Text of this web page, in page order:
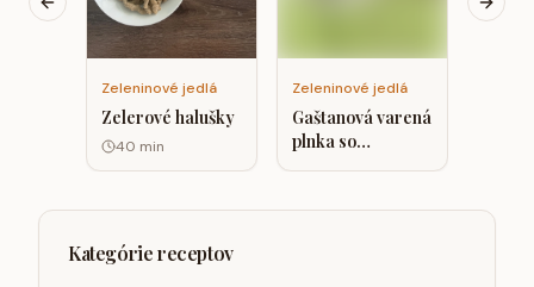
Zeleninové jedlá
Zelerové halušky
40 min
Zeleninové jedlá
Gaštanová varená
plnka so
špenátom a
proteínom.
Previous slide Next
Kategórie receptov